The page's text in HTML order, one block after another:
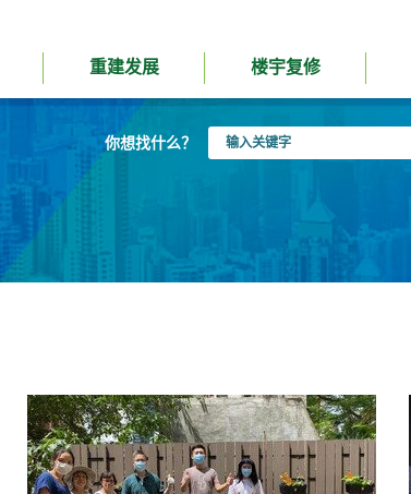
重建发展 楼宇复修
你想找什么？
入